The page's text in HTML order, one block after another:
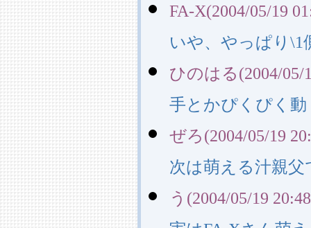
FA-X(2004/05/19
いや、やっぱり
ひのはる(2004/05/
手とかぴくぴく
ぜろ(2004/05/19
次は萌える汁親父
う(2004/05/19